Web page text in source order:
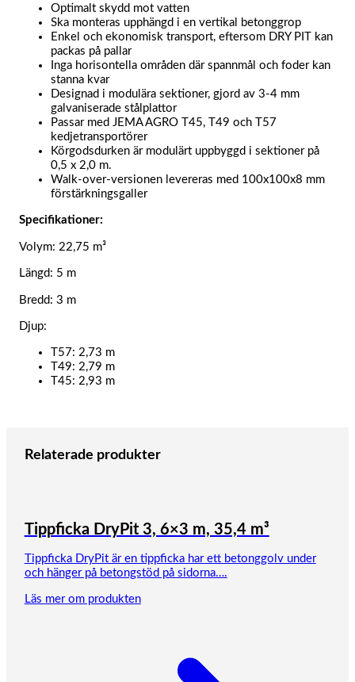
Optimalt skydd mot vatten
Ska monteras upphängd i en vertikal betonggrop
Enkel och ekonomisk transport, eftersom DRY PIT kan
packas på pallar
Inga horisontella områden där spannmål och foder kan
stanna kvar
Designad i modulära sektioner, gjord av 3-4 mm
galvaniserade stålplattor
Passar med JEMA AGRO T45, T49 och T57
kedjetransportörer
Körgodsdurken är modulärt uppbyggd i sektioner på
0,5 x 2,0 m.
Walk-over-versionen levereras med 100x100x8 mm
förstärkningsgaller
Specifikationer:
Volym: 22,75 m³
Längd: 5 m
Bredd: 3 m
Djup:
T57: 2,73 m
T49: 2,79 m
T45: 2,93 m
Relaterade produkter
Tippficka DryPit 3, 6×3 m, 35,4 m³
Tippficka DryPit är en tippficka har ett betonggolv under
och hänger på betongstöd på sidorna….
Läs mer om produkten